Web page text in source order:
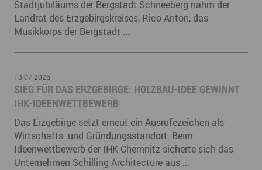
Stadtjubiläums der Bergstadt Schneeberg nahm der
Landrat des Erzgebirgskreises, Rico Anton, das
Musikkorps der Bergstadt ...
13.07.2026
SIEG FÜR DAS ERZGEBIRGE: HOLZBAU-IDEE GEWINNT
IHK-IDEENWETTBEWERB
Das Erzgebirge setzt erneut ein Ausrufezeichen als
Wirtschafts- und Gründungsstandort. Beim
Ideenwettbewerb der IHK Chemnitz sicherte sich das
Unternehmen Schilling Architecture aus ...